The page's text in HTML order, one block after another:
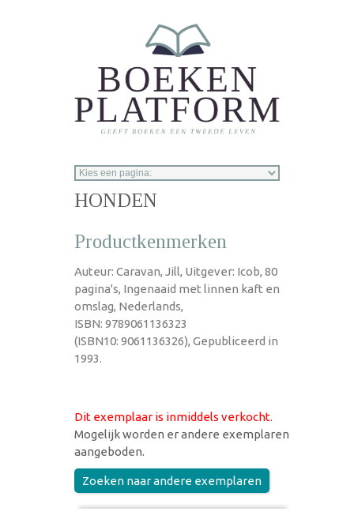
HONDEN
Productkenmerken
Auteur: Caravan, Jill, Uitgever: Icob, 80
pagina's, Ingenaaid met linnen kaft en
omslag, Nederlands,
ISBN: 9789061136323
(ISBN10: 9061136326), Gepubliceerd in
1993.
Dit exemplaar is inmiddels verkocht.
Mogelijk worden er andere exemplaren
aangeboden.
Zoeken naar andere exemplaren